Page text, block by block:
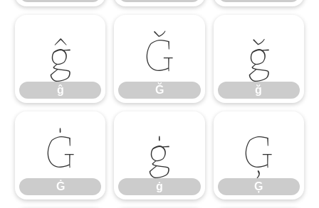
ĝ
ĝ
Ğ
Ğ
ğ
ğ
Ġ
Ġ
ġ
ġ
Ģ
Ģ